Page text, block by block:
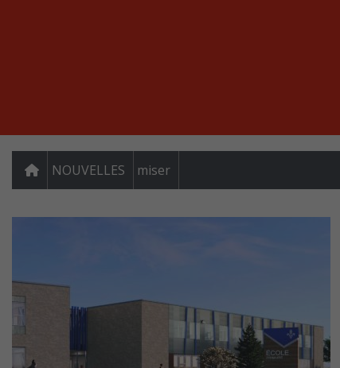
NOUVELLES miser